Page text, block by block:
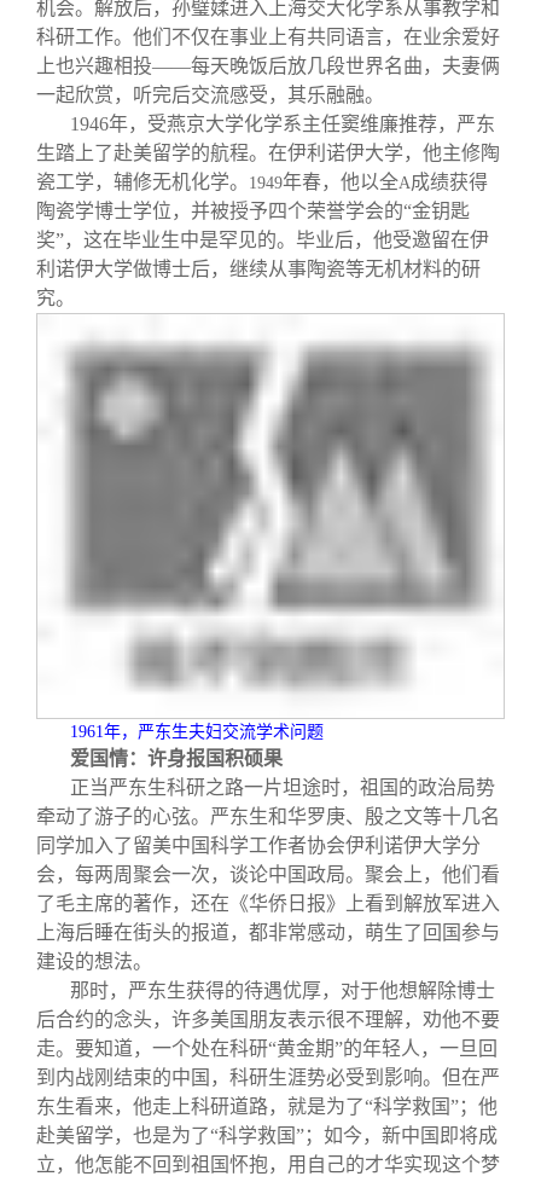
机会。解放后，孙璧媃进入上海交大化学系从事教学和
科研工作。他们不仅在事业上有共同语言，在业余爱好
上也兴趣相投——每天晚饭后放几段世界名曲，夫妻俩
一起欣赏，听完后交流感受，其乐融融。
1946年，受燕京大学化学系主任窦维廉推荐，严东
生踏上了赴美留学的航程。在伊利诺伊大学，他主修陶
瓷工学，辅修无机化学。
1949年春，他以全A成绩获得
陶瓷学博士学位，并被授予四个荣誉学会的“金钥匙
奖”，这在毕业生中是罕见的。毕业后，他受邀留在伊
利诺伊大学做博士后，继续从事陶瓷等无机材料的研
究。
1961年，严东生夫妇交流学术问题
爱国情：许身报国积硕果
正当严东生科研之路一片坦途时，祖国的政治局势
牵动了游子的心弦。严东生和华罗庚、殷之文等十几名
同学加入了留美中国科学工作者协会伊利诺伊大学分
会，每两周聚会一次，谈论中国政局。聚会上，他们看
了毛主席的著作，还在《华侨日报》上看到解放军进入
上海后睡在街头的报道，都非常感动，萌生了回国参与
建设的想法。
那时，严东生获得的待遇优厚，对于他想解除博士
后合约的念头，许多美国朋友表示很不理解，劝他不要
走。要知道，一个处在科研“黄金期”的年轻人，一旦回
到内战刚结束的中国，科研生涯势必受到影响。但在严
东生看来，他走上科研道路，就是为了“科学救国”；他
赴美留学，也是为了“科学救国”；如今，新中国即将成
立，他怎能不回到祖国怀抱，用自己的才华实现这个梦